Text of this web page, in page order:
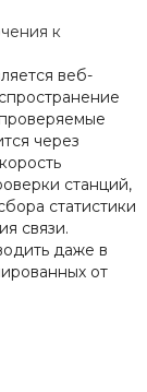
к
веб-
через
станций,
статистики
связи.
даже в
от